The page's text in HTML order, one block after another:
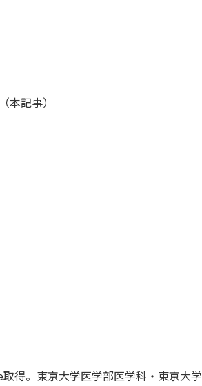
本記事）
得。東京大学医学部医学科・東京大学